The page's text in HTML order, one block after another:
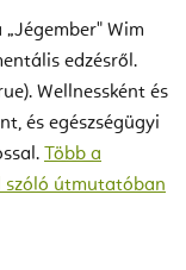
„Jégember" Wim
edzésről.
Wellnessként és
és egészségügyi
Több a
szóló útmutatóban